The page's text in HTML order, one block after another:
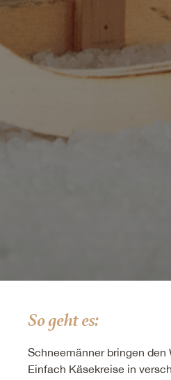
So geht es:
Schneemänner bringen den
Einfach Käsekreise in